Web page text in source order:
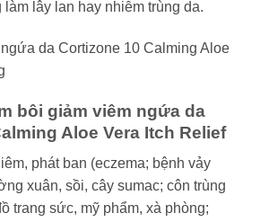
lây lan hay nhiễm trùng da.
bôi giảm viêm ngứa da
Aloe Vera Itch Relief
phát ban (eczema; bệnh vảy
xuân, sồi, cây sumac; côn trùng
trang sức, mỹ phẩm, xà phòng;